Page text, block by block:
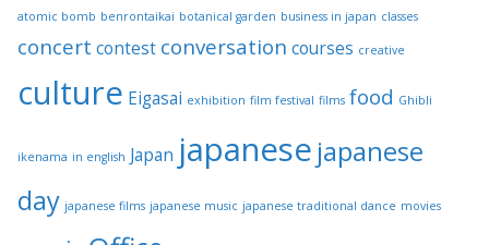
atomic bomb benrontaikai botanical garden business in japan classes
concert contest conversation courses creative
culture Eigasai exhibition film festival films food Ghibli
ikenama in english Japan japanese japanese
day japanese films japanese music japanese traditional dance movies